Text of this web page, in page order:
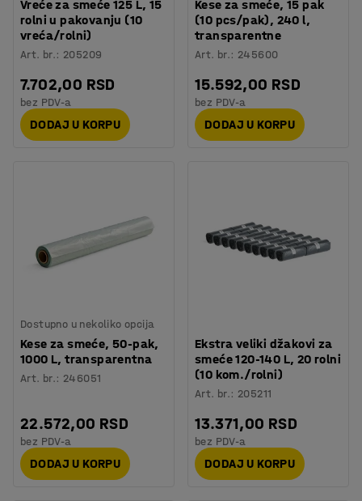
Vreće za smeće 125 L, 15
rolni u pakovanju (10
vreća/rolni)
Art. br.: 205209
7.702,00 RSD
bez PDV-a
DODAJ U KORPU
Kese za smeće, 15 pak
(10 pcs/pak), 240 l,
transparentne
Art. br.: 245600
15.592,00 RSD
bez PDV-a
DODAJ U KORPU
Dostupno u nekoliko opcija
Kese za smeće, 50-pak,
1000 L, transparentna
Art. br.: 246051
22.572,00 RSD
bez PDV-a
DODAJ U KORPU
Ekstra veliki džakovi za
smeće 120-140 L, 20 rolni
(10 kom./rolni)
Art. br.: 205211
13.371,00 RSD
bez PDV-a
DODAJ U KORPU